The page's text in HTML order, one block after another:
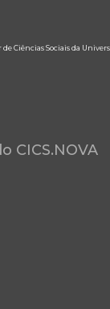
Ciências Sociais da
CICS.NOVA